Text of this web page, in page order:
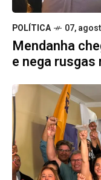
POLÍTICA 07,
Mendanha
e nega